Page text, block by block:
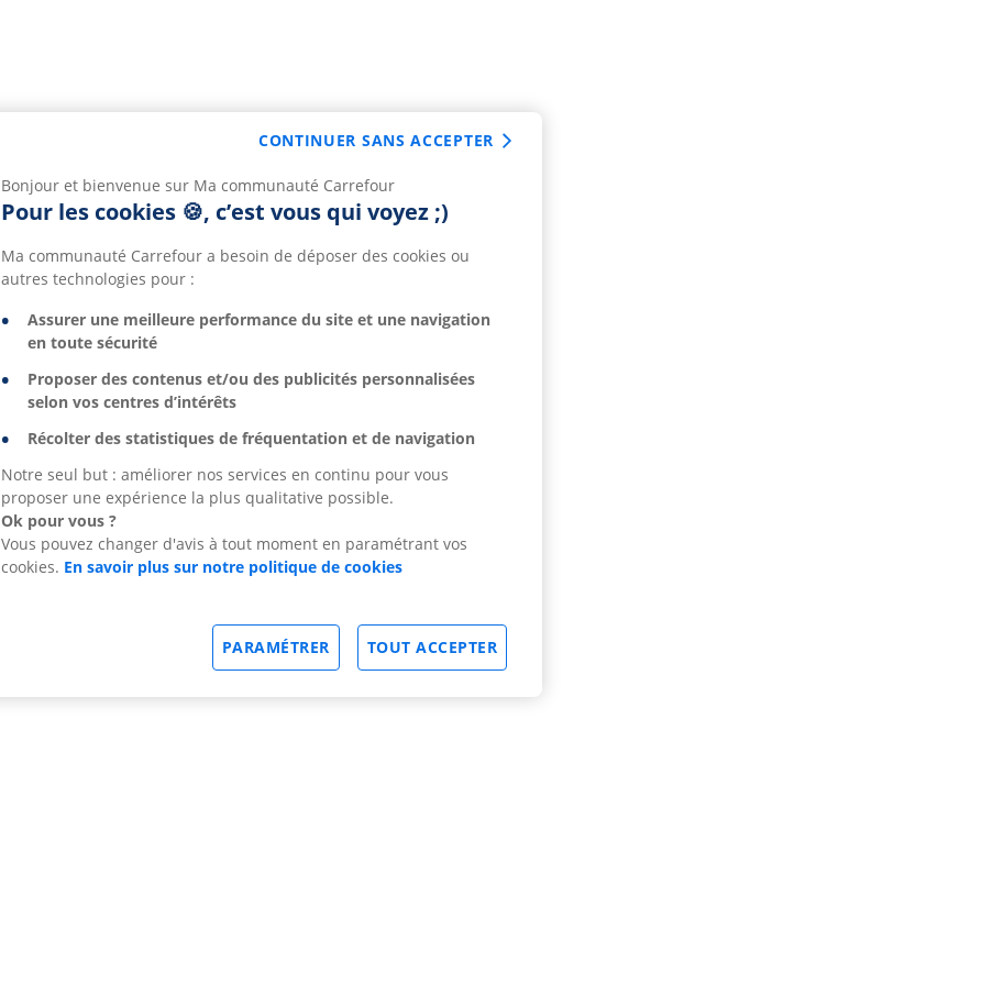
Bonjour et bienvenue sur Ma communauté Carrefour
Pour les cookies 🍪, c’est vous qui voyez ;)
Ma communauté Carrefour a besoin de déposer des cookies ou
autres technologies pour :
Assurer une meilleure performance du site et une navigation
en toute sécurité
Proposer des contenus et/ou des publicités personnalisées
selon vos centres d’intérêts
Récolter des statistiques de fréquentation et de navigation
Notre seul but : améliorer nos services en continu pour vous
proposer une expérience la plus qualitative possible.
Ok pour vous ?
Vous pouvez changer d'avis à tout moment en paramétrant vos
cookies. En savoir plus sur notre politique de cookies
TOUT ACCEPTER
PARAMÉTRER
CONTINUER SANS ACCEPTER